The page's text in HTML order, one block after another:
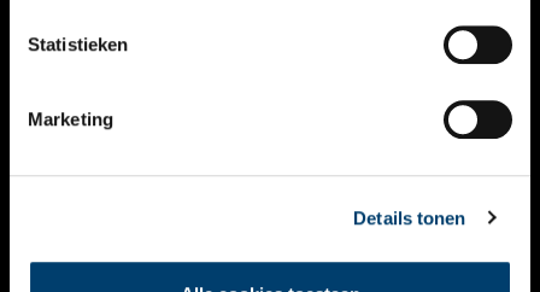
Statistieken
Marketing
Details tonen
THEMA’S
VIDEO’S
CONTACT